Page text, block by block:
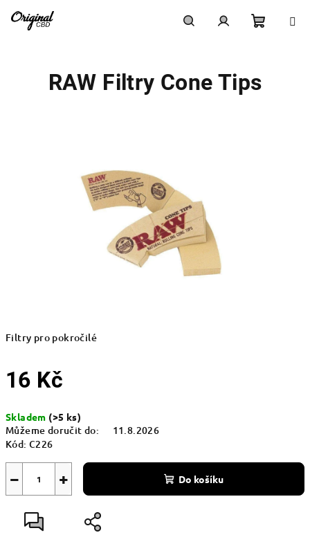
košík
Filtry pro pokročilé
16 Kč
cena:
Skladem (>5 ks)
Můžeme doručit do:
11.8.2026
Kód: C226
+
− Do košíku
RAW Filtry Cone Tips